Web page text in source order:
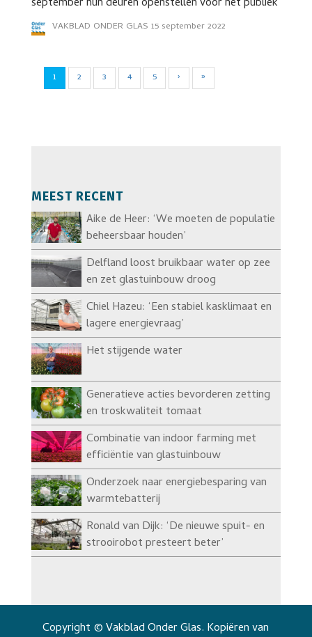
VAKBLAD ONDER GLAS 15 september 2022
1 2 3 4 5 › »
MEEST RECENT
Aike de Heer: ‘We moeten de populatie
beheersbaar houden’
Delfland loost bruikbaar water op zee
en zet glastuinbouw droog
Chiel Hazeu: ‘Een stabiel kasklimaat en
lagere energievraag’
Het stijgende water
Generatieve acties bevorderen zetting
en troskwaliteit tomaat
Combinatie van indoor farming met
efficiëntie van glastuinbouw
Onderzoek naar energiebesparing van
warmtebatterij
Ronald van Dijk: ‘De nieuwe spuit- en
strooirobot presteert beter’
Copyright © Vakblad Onder Glas. Kopiëren van